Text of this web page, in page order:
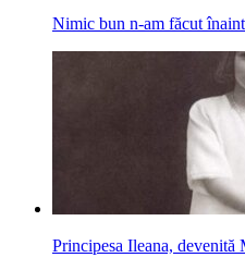
Nimic bun n-am făcut
Principesa Ileana,